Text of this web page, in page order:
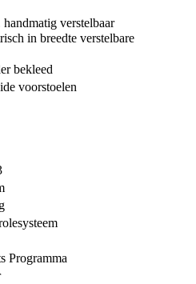
verstelbaar
in breedte verstelbare
bekleed
voorstoelen
Programma